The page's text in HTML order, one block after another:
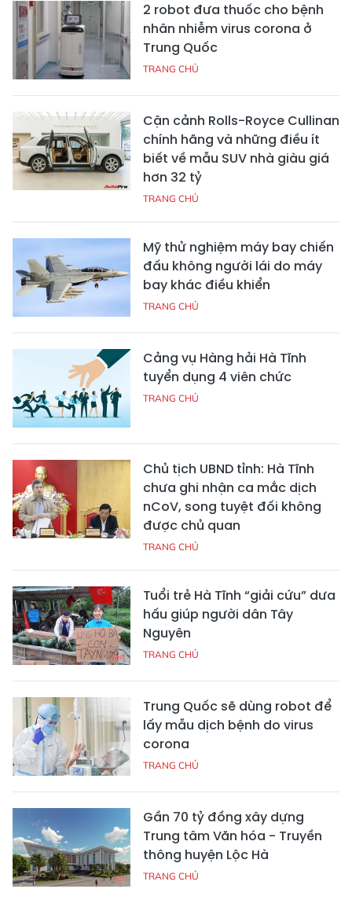
2 robot đưa thuốc cho bệnh
nhân nhiễm virus corona ở
Trung Quốc
TRANG CHỦ
Cận cảnh Rolls-Royce Cullinan
chính hãng và những điều ít
biết về mẫu SUV nhà giàu giá
hơn 32 tỷ
TRANG CHỦ
Mỹ thử nghiệm máy bay chiến
đấu không người lái do máy
bay khác điều khiển
TRANG CHỦ
Cảng vụ Hàng hải Hà Tĩnh
tuyển dụng 4 viên chức
TRANG CHỦ
Chủ tịch UBND tỉnh: Hà Tĩnh
chưa ghi nhận ca mắc dịch
nCoV, song tuyệt đối không
được chủ quan
TRANG CHỦ
Tuổi trẻ Hà Tĩnh “giải cứu” dưa
hấu giúp người dân Tây
Nguyên
TRANG CHỦ
Trung Quốc sẽ dùng robot để
lấy mẫu dịch bệnh do virus
corona
TRANG CHỦ
Gần 70 tỷ đồng xây dựng
Trung tâm Văn hóa - Truyền
thông huyện Lộc Hà
TRANG CHỦ